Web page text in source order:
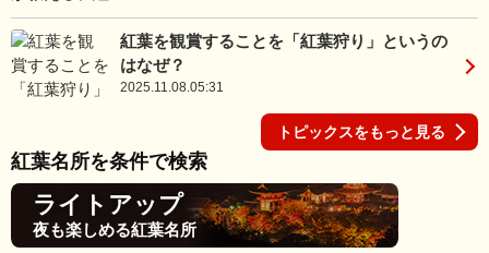
紅葉を観賞することを「紅葉狩り」というの
はなぜ？
2025.11.08.05:31
トピックスをもっと見る
紅葉名所を条件で検索
ライトアップ
夜も楽しめる紅葉名所